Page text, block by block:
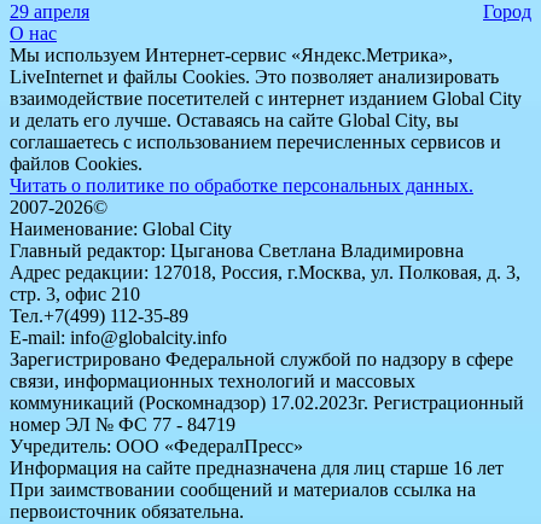
29 апреля
Город
О нас
Мы используем Интернет-сервис «Яндекс.Метрика»,
LiveInternet и файлы Cookies. Это позволяет анализировать
взаимодействие посетителей с интернет изданием Global City
и делать его лучше. Оставаясь на сайте Global City, вы
соглашаетесь с использованием перечисленных сервисов и
файлов Cookies.
Читать о политике по обработке персональных данных.
2007-2026©
Наименование: Global City
Главный редактор: Цыганова Светлана Владимировна
Адрес редакции: 127018, Россия, г.Москва, ул. Полковая, д. 3,
стр. 3, офис 210
Тел.+7(499) 112-35-89
E-mail: info@globalcity.info
Зарегистрировано Федеральной службой по надзору в сфере
связи, информационных технологий и массовых
коммуникаций (Роскомнадзор) 17.02.2023г. Регистрационный
номер ЭЛ № ФС 77 - 84719
Учредитель: ООО «ФедералПресс»
Информация на сайте предназначена для лиц старше 16 лет
При заимствовании сообщений и материалов ссылка на
первоисточник обязательна.